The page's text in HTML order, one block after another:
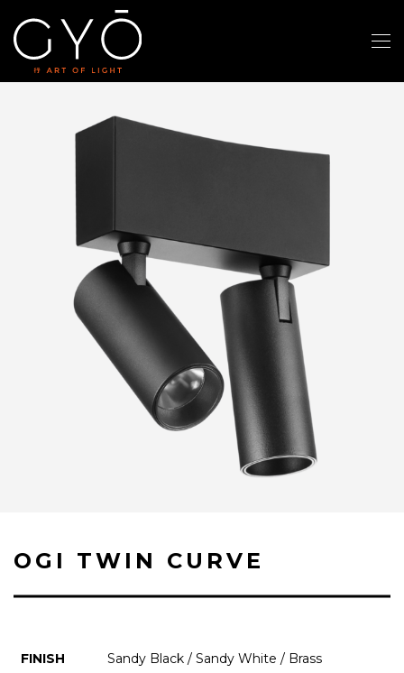
OGI TWIN CURVE
FINISH Sandy Black / Sandy White / Brass